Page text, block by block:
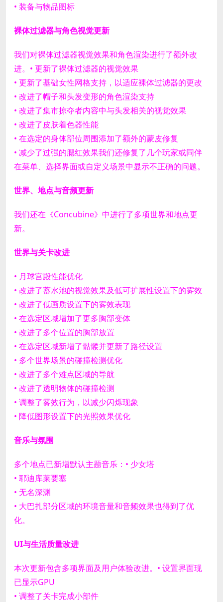
• 装备与物品图标
裸体过滤器与角色视觉更新
我们对裸体过滤器视觉效果和角色渲染进行了额外改
进。 • 更新了裸体过滤器的视觉效果
• 更新了基础女性网格支持，以适应裸体过滤器的更改
• 改进了帽子和头发变形的角色渲染支持
• 改进了集市掠夺者内容中与头发相关的视觉效果
• 改进了皮肤着色器性能
• 在选定的身体部位周围添加了额外的蒙皮修复
• 减少了过强的腮红效果我们还修复了几个玩家或同伴
在菜单、选择界面或自定义场景中显示不正确的问题。
世界、地点与音频更新
我们还在《Concubine》中进行了多项世界和地点更
新。
世界与关卡改进
• 月球宫殿性能优化
• 改进了蓄水池的视觉效果及低可扩展性设置下的雾效
• 改进了低画质设置下的雾效表现
• 在选定区域增加了更多胸部变体
• 改进了多个位置的胸部放置
• 在选定区域新增了骷髅并更新了路径设置
• 多个世界场景的碰撞检测优化
• 改进了多个难点区域的导航
• 改进了透明物体的碰撞检测
• 调整了雾效行为，以减少闪烁现象
• 降低图形设置下的光照效果优化
音乐与氛围
多个地点已新增默认主题音乐： • 少女塔
• 耶迪库莱要塞
• 无名深渊
• 大巴扎部分区域的环境音量和音频效果也得到了优
化。
UI与生活质量改进
本次更新包含多项界面及用户体验改进。 • 设置界面现
已显示GPU
• 调整了关卡完成小部件